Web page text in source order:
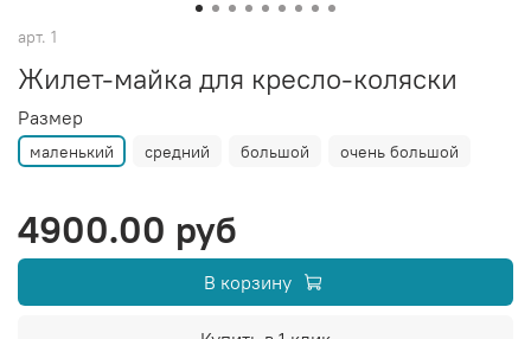
арт. 1
Жилет-майка для кресло-коляски
Размер
маленький средний большой очень большой
4900.00 руб
В корзину